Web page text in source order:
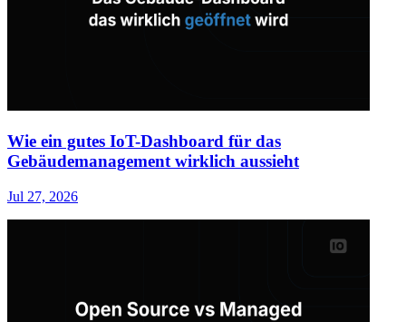
Wie ein gutes IoT-Dashboard für das
Gebäudemanagement wirklich aussieht
Jul 27, 2026